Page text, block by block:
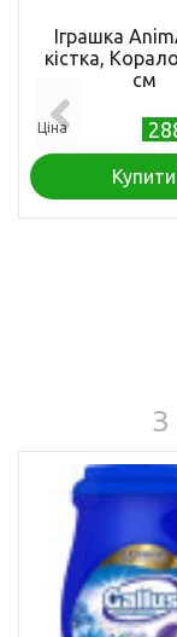
Іграшка
кістка,
см
Ціна
Купити
З